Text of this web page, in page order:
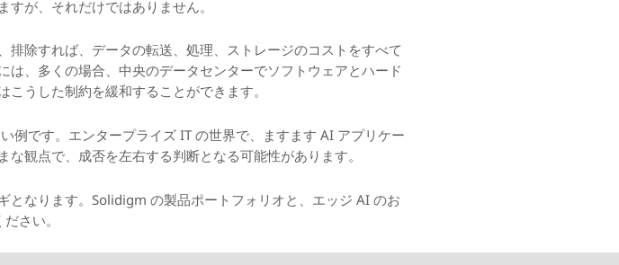
が、それだけではありません。
除すれば、データの転送、処理、ストレージのコストをすべて
、多くの場合、中央のデータセンターでソフトウェアとハード
うした制約を緩和することができます。
例です。エンタープライズ IT の世界で、ますます AI アプリケー
観点で、成否を左右する判断となる可能性があります。
となります。Solidigm の製品ポートフォリオと、エッジ AI のお
さい。